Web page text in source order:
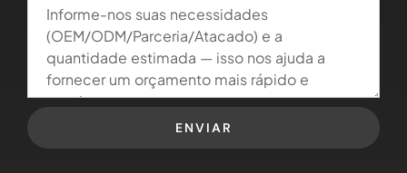
ENVIAR